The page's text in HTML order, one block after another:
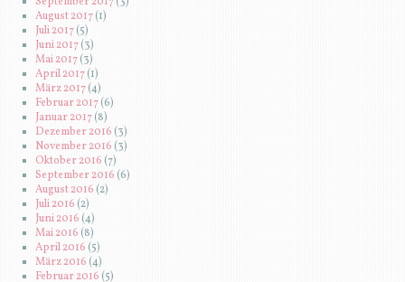
August 2017(1)
Juli 2017(5)
Juni 2017(3)
Mai 2017(3)
April 2017(1)
März 2017(4)
Februar 2017(6)
Januar 2017(8)
Dezember 2016 (3)
November 2016 (3)
Oktober 2016(7)
September 2016 (6)
August 2016 (2)
Juli 2016(2)
Juni 2016 (4)
Mai 2016 (8)
April 2016(5)
März 2016 (4)
Februar 2016 (5)